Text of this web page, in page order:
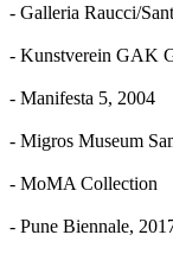
- Galleria Raucci/
- Kunstverein GAK
- Manifesta 5, 2004
- Migros Museum
- MoMA Collection
- Pune Biennale,